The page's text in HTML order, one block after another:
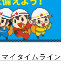
イタイムライン